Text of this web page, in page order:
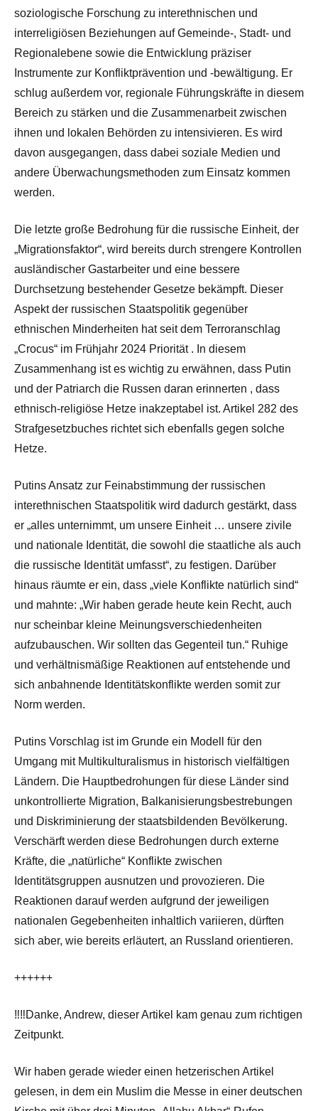
soziologische Forschung zu interethnischen und
interreligiösen Beziehungen auf Gemeinde-, Stadt- und
Regionalebene sowie die Entwicklung präziser
Instrumente zur Konfliktprävention und -bewältigung. Er
schlug außerdem vor, regionale Führungskräfte in diesem
Bereich zu stärken und die Zusammenarbeit zwischen
ihnen und lokalen Behörden zu intensivieren. Es wird
davon ausgegangen, dass dabei soziale Medien und
andere Überwachungsmethoden zum Einsatz kommen
werden.
Die letzte große Bedrohung für die russische Einheit, der
„Migrationsfaktor“, wird bereits durch strengere Kontrollen
ausländischer Gastarbeiter und eine bessere
Durchsetzung bestehender Gesetze bekämpft. Dieser
Aspekt der russischen Staatspolitik gegenüber
ethnischen Minderheiten hat seit dem Terroranschlag
„Crocus“ im Frühjahr 2024 Priorität . In diesem
Zusammenhang ist es wichtig zu erwähnen, dass Putin
und der Patriarch die Russen daran erinnerten , dass
ethnisch-religiöse Hetze inakzeptabel ist. Artikel 282 des
Strafgesetzbuches richtet sich ebenfalls gegen solche
Hetze.
Putins Ansatz zur Feinabstimmung der russischen
interethnischen Staatspolitik wird dadurch gestärkt, dass
er „alles unternimmt, um unsere Einheit … unsere zivile
und nationale Identität, die sowohl die staatliche als auch
die russische Identität umfasst“, zu festigen. Darüber
hinaus räumte er ein, dass „viele Konflikte natürlich sind“
und mahnte: „Wir haben gerade heute kein Recht, auch
nur scheinbar kleine Meinungsverschiedenheiten
aufzubauschen. Wir sollten das Gegenteil tun.“ Ruhige
und verhältnismäßige Reaktionen auf entstehende und
sich anbahnende Identitätskonflikte werden somit zur
Norm werden.
Putins Vorschlag ist im Grunde ein Modell für den
Umgang mit Multikulturalismus in historisch vielfältigen
Ländern. Die Hauptbedrohungen für diese Länder sind
unkontrollierte Migration, Balkanisierungsbestrebungen
und Diskriminierung der staatsbildenden Bevölkerung.
Verschärft werden diese Bedrohungen durch externe
Kräfte, die „natürliche“ Konflikte zwischen
Identitätsgruppen ausnutzen und provozieren. Die
Reaktionen darauf werden aufgrund der jeweiligen
nationalen Gegebenheiten inhaltlich variieren, dürften
sich aber, wie bereits erläutert, an Russland orientieren.
++++++
‼‼Danke, Andrew, dieser Artikel kam genau zum richtigen
Zeitpunkt.
Wir haben gerade wieder einen hetzerischen Artikel
gelesen, in dem ein Muslim die Messe in einer deutschen